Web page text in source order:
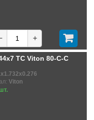
+
TC Viton 80-C-C
Viton